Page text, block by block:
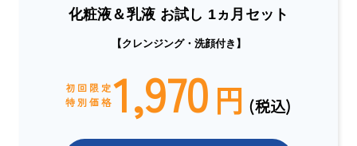
化粧液＆乳液 お試し 1ヵ月セット
【クレンジング・洗顔付き】
初回限定
特別価格1,970 円 (税込)